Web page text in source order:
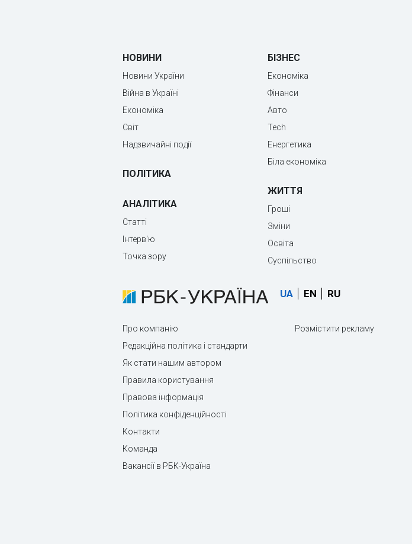
НОВИНИ
Новини України
Війна в Україні
Економіка
Світ
Надзвичайні події
ПОЛІТИКА
АНАЛІТИКА
Статті
Інтерв'ю
Точка зору
БІЗНЕС
Економіка
Фінанси
Авто
Tech
Енергетика
Біла економіка
ЖИТТЯ
Гроші
Зміни
Освіта
Суспільство
UA EN RU
Про компанію
Редакційна політика і стандарти
Як стати нашим автором
Правила користування
Правова інформація
Політика конфіденційності
Контакти
Команда
Вакансії в РБК-Україна
Розмістити рекламу